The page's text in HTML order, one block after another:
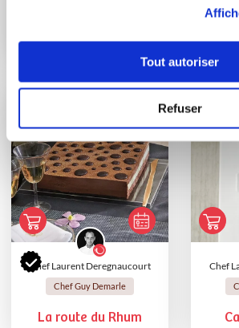
Tout autoriser
Refuser
Fingers noisette
Chef Laurent Deregnaucourt
Chef Guy Demarle
La route du Rhum
Chef